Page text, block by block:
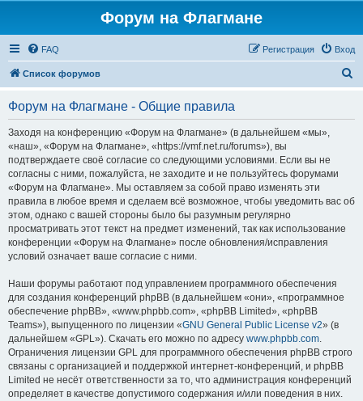
Форум на Флагмане
FAQ Вход
Регистрация
Список форумов
Форум на Флагмане - Общие правила
Заходя на конференцию «Форум на Флагмане» (в дальнейшем «мы»,
«наш», «Форум на Флагмане», «https://vmf.net.ru/forums»), вы
подтверждаете своё согласие со следующими условиями. Если вы не
согласны с ними, пожалуйста, не заходите и не пользуйтесь форумами
«Форум на Флагмане». Мы оставляем за собой право изменять эти
правила в любое время и сделаем всё возможное, чтобы уведомить вас об
этом, однако с вашей стороны было бы разумным регулярно
просматривать этот текст на предмет изменений, так как использование
конференции «Форум на Флагмане» после обновления/исправления
условий означает ваше согласие с ними.
Наши форумы работают под управлением программного обеспечения
для создания конференций phpBB (в дальнейшем «они», «программное
обеспечение phpBB», «www.phpbb.com», «phpBB Limited», «phpBB
Teams»), выпущенного по лицензии «GNU General Public License v2» (в
дальнейшем «GPL»). Скачать его можно по адресу www.phpbb.com.
Ограничения лицензии GPL для программного обеспечения phpBB строго
связаны с организацией и поддержкой интернет-конференций, и phpBB
Limited не несёт ответственности за то, что администрация конференций
определяет в качестве допустимого содержания и/или поведения в них.